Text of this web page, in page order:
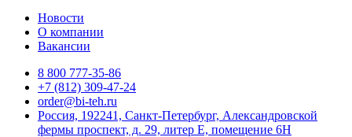
Новости
О компании
Вакансии
8 800 777-35-86
+7 (812) 309-47-24
order@bi-teh.ru
Россия, 192241, Санкт-Петербург, Александровской
фермы проспект, д. 29, литер Е, помещение 6Н